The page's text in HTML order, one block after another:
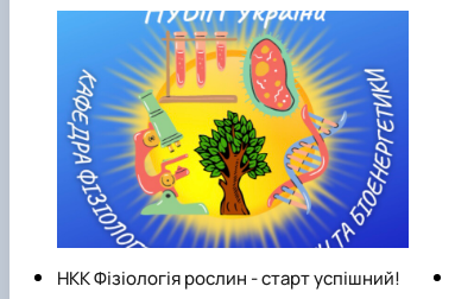
НКК Фізіологія рослин - старт успішний!